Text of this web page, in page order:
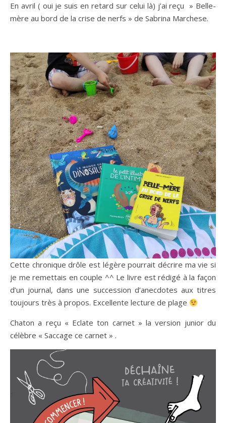
En avril ( oui je suis en retard sur celui là) j’ai reçu » Belle-
mère au bord de la crise de nerfs » de Sabrina Marchese.
Cette chronique drôle est légère pourrait décrire ma vie si
je me remettais en couple ^^ Le livre est rédigé à la façon
d’un journal, dans une succession d’anecdotes aux titres
toujours très à propos. Excellente lecture de plage
Chaton a reçu « Eclate ton carnet » la version junior du
célèbre « Saccage ce carnet » .